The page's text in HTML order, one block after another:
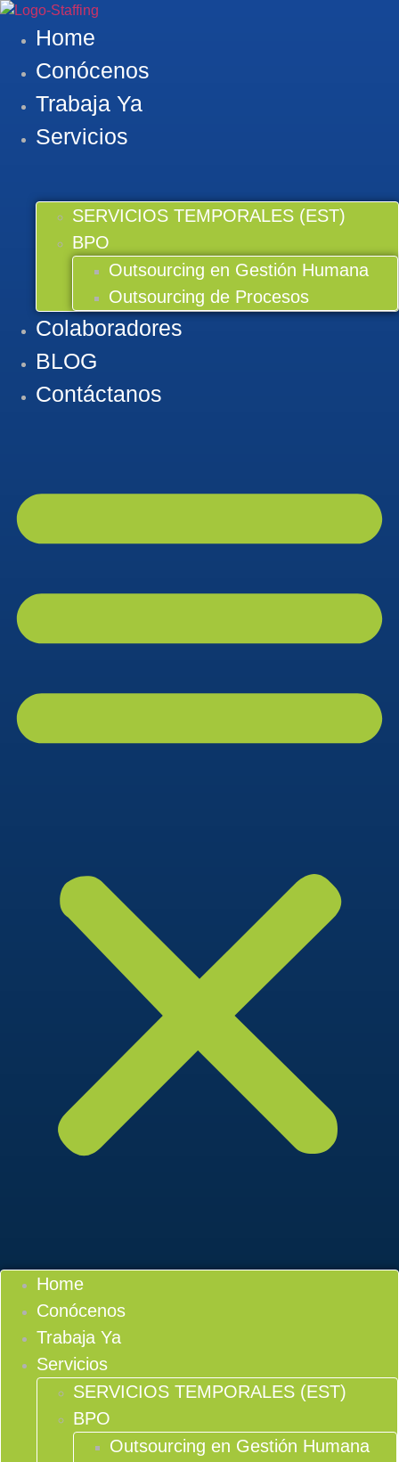
Saltar
Home
Conócenos
Trabaja Ya
Servicios
SERVICIOS TEMPORALES (EST)
BPO
Outsourcing en Gestión Humana
Outsourcing de Procesos
Colaboradores
BLOG
Contáctanos
Home
Conócenos
Trabaja Ya
Servicios
SERVICIOS TEMPORALES (EST)
BPO
Outsourcing en Gestión Humana